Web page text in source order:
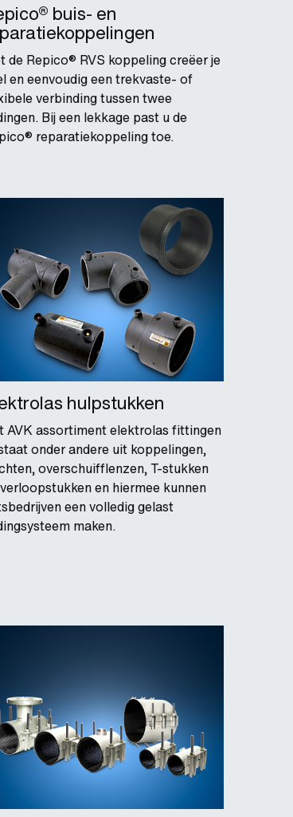
buis- en
de Repico® RVS koppeling creëer je
en eenvoudig een trekvaste- of
verbinding tussen twee
Bij een lekkage past u de
reparatiekoppeling toe.
hulpstukken
AVK assortiment elektrolas fittingen
onder andere uit koppelingen,
overschuifflenzen, T-stukken
en hiermee kunnen
een volledig gelast
maken.